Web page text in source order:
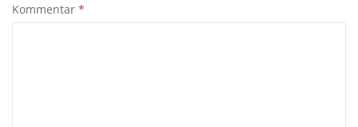
Kommentar *